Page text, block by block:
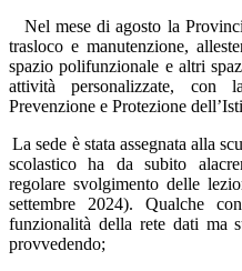
Nel mese di agosto la
trasloco e manutenzione,
spazio polifunzionale e altri
attività personalizzate, con
Prevenzione e Protezione
La sede è stata assegnata alla
scolastico ha da subito
regolare svolgimento delle
settembre 2024). Qualche
funzionalità della rete dati ma
provvedendo;